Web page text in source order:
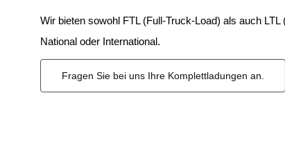
Wir bieten sowohl FTL (Full-Truck-Load) als auch LTL
National oder International.
Fragen Sie bei uns Ihre Komplettladungen an.